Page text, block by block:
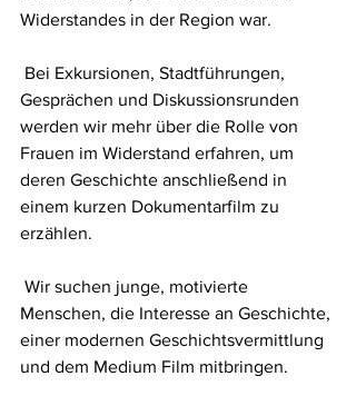
Widerstandes in der Region war.
Gesprächen und Diskussionsrunden
werden wir mehr über die Rolle von
Frauen im Widerstand erfahren, um
deren Geschichte anschließend in
einem kurzen Dokumentarfilm zu
erzählen.
Menschen, die Interesse an Geschichte,
einer modernen Geschichtsvermittlung
und dem Medium Film mitbringen.